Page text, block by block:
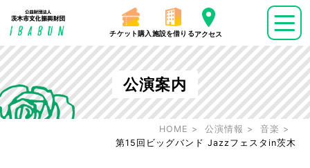
チケット購入 施設を借りるアクセス
公演案内
HOME 公演情報
音楽
第15回ビッグバンド Jazzフェスタin茨木